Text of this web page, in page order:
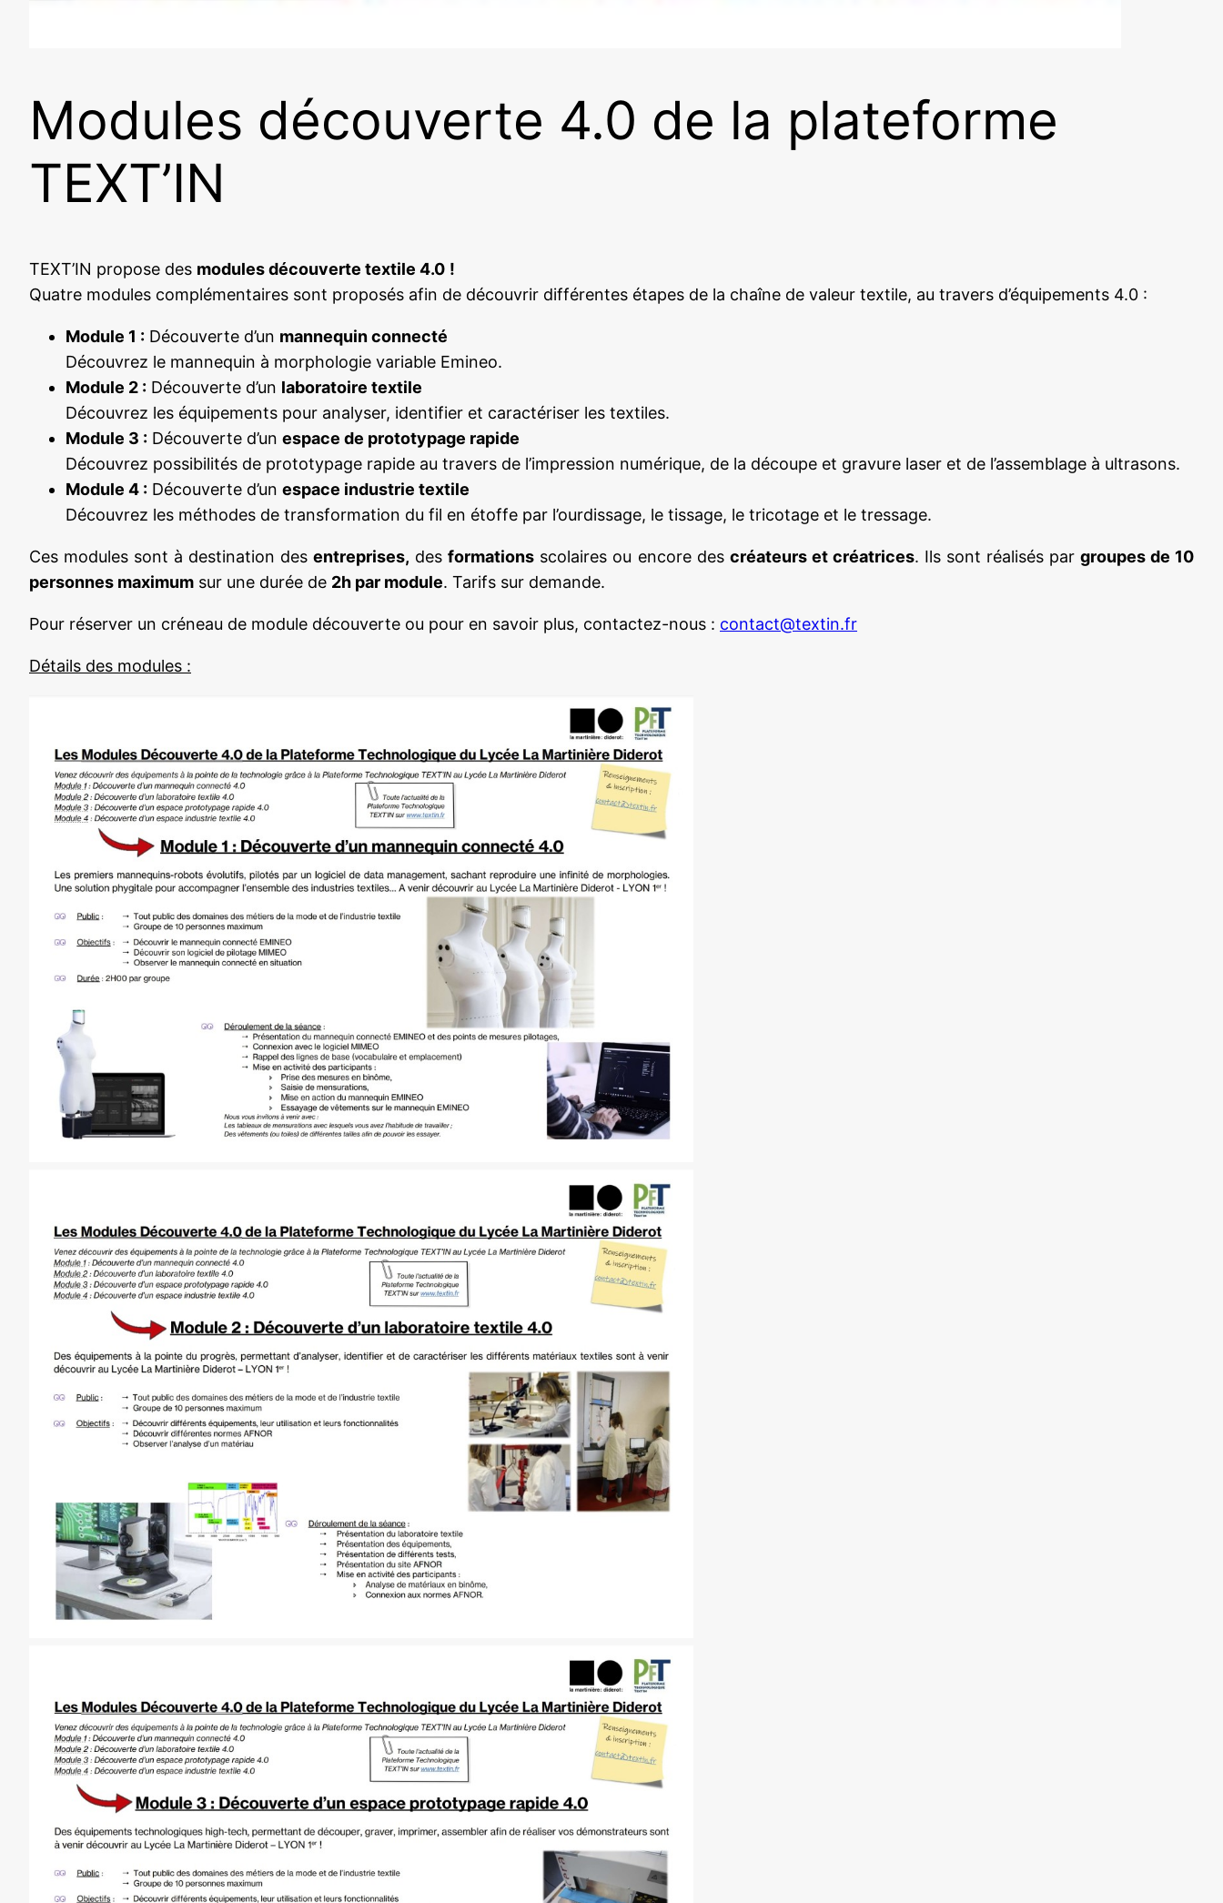
Modules découverte 4.0 de la plateforme
TEXT’IN
TEXT’IN propose des modules découverte textile 4.0 !
Quatre modules complémentaires sont proposés afin de découvrir différentes étapes de la chaîne de valeur textile, au travers d’équipements 4.0 :
Module 1 : Découverte d’un mannequin connecté
Découvrez le mannequin à morphologie variable Emineo.
Module 2 : Découverte d’un laboratoire textile
Découvrez les équipements pour analyser, identifier et caractériser les textiles.
Module 3 : Découverte d’un espace de prototypage rapide
Découvrez possibilités de prototypage rapide au travers de l’impression numérique, de la découpe et gravure laser et de l’assemblage à ultrasons.
Module 4 : Découverte d’un espace industrie textile
Découvrez les méthodes de transformation du fil en étoffe par l’ourdissage, le tissage, le tricotage et le tressage.
Ces modules sont à destination desentreprises, desformations scolaires ou encore des créateurs et créatrices. Ils sont réalisés par groupes de 10
personnes maximum sur une durée de 2h par module. Tarifs sur demande.
Pour réserver un créneau de module découverte ou pour en savoir plus, contactez-nous : contact@textin.fr
Détails des modules :